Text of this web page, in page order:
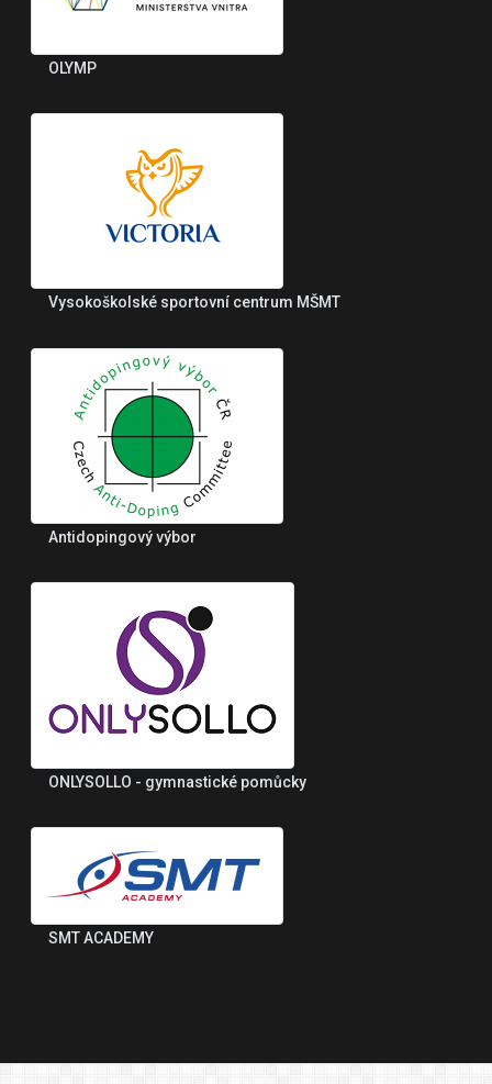
OLYMP
Vysokoškolské sportovní centrum MŠMT
Antidopingový výbor
ONLYSOLLO - gymnastické pomůcky
SMT ACADEMY